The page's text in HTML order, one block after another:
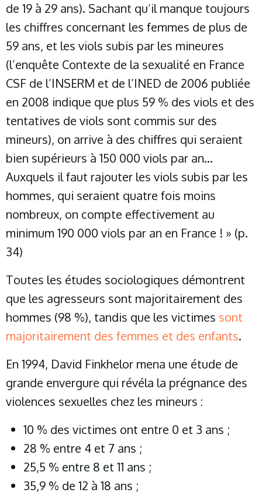
de 19 à 29 ans). Sachant qu’il manque toujours
les chiffres concernant les femmes de plus de
59 ans, et les viols subis par les mineures
(l’enquête Contexte de la sexualité en France
CSF de l’INSERM et de l’INED de 2006 publiée
en 2008 indique que plus 59 % des viols et des
tentatives de viols sont commis sur des
mineurs), on arrive à des chiffres qui seraient
bien supérieurs à 150 000 viols par an…
Auxquels il faut rajouter les viols subis par les
hommes, qui seraient quatre fois moins
nombreux, on compte effectivement au
minimum 190 000 viols par an en France ! » (p.
34)
Toutes les études sociologiques démontrent
que les agresseurs sont majoritairement des
hommes (98 %), tandis que les victimes sont
majoritairement des femmes et des enfants.
En 1994, David Finkhelor mena une étude de
grande envergure qui révéla la prégnance des
violences sexuelles chez les mineurs :
10 % des victimes ont entre 0 et 3 ans ;
28 % entre 4 et 7 ans ;
25,5 % entre 8 et 11 ans ;
35,9 % de 12 à 18 ans ;